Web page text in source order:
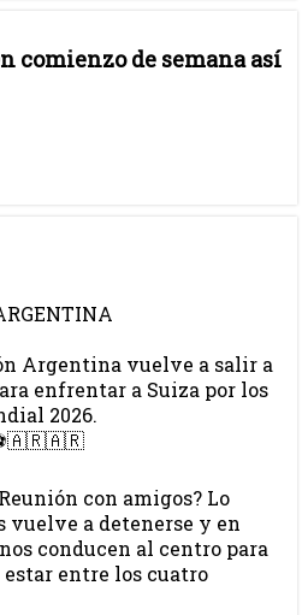
comienzo de semana así
Argentina vuelve a salir a
enfrentar a Suiza por los
2026.
con amigos? Lo
vuelve a detenerse y en
conducen al centro para
entre los cuatro